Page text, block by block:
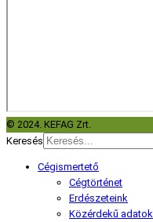
© 2024. KEFAG Zrt.
Keresés
Cégismertető
Cégtörténet
Erdészeteink
Közérdekű adatok